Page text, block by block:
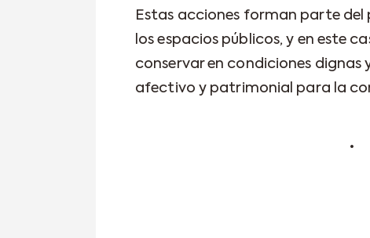
Estas acciones forman parte
los espacios públicos, y en este
conservar en condiciones dignas
afectivo y patrimonial para la